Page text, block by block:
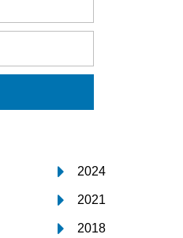
2024
2021
2018